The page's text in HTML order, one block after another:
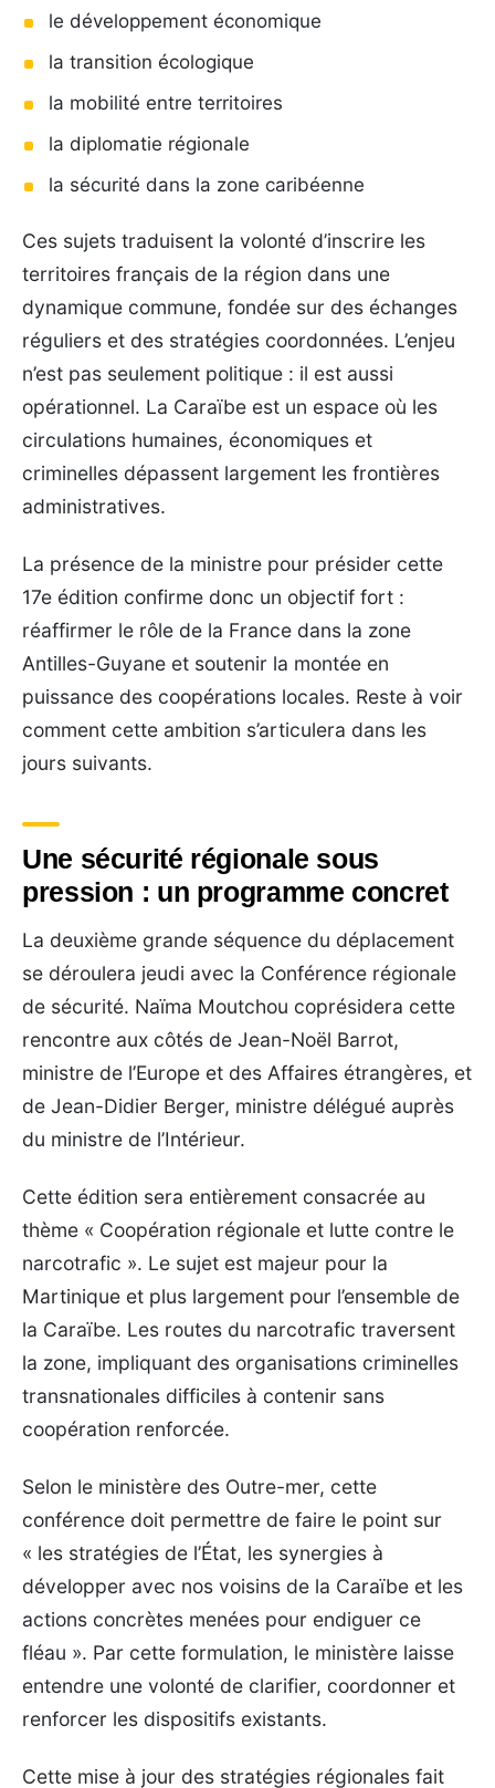
le développement économique
la transition écologique
la mobilité entre territoires
la diplomatie régionale
la sécurité dans la zone caribéenne
Ces sujets traduisent la volonté d’inscrire les
territoires français de la région dans une
dynamique commune, fondée sur des échanges
réguliers et des stratégies coordonnées. L’enjeu
n’est pas seulement politique : il est aussi
opérationnel. La Caraïbe est un espace où les
circulations humaines, économiques et
criminelles dépassent largement les frontières
administratives.
La présence de la ministre pour présider cette
17e édition confirme donc un objectif fort :
réaffirmer le rôle de la France dans la zone
Antilles-Guyane et soutenir la montée en
puissance des coopérations locales. Reste à voir
comment cette ambition s’articulera dans les
jours suivants.
Une sécurité régionale sous
pression : un programme concret
La deuxième grande séquence du déplacement
se déroulera jeudi avec la Conférence régionale
de sécurité. Naïma Moutchou coprésidera cette
rencontre aux côtés de Jean-Noël Barrot,
ministre de l’Europe et des Affaires étrangères, et
de Jean-Didier Berger, ministre délégué auprès
du ministre de l’Intérieur.
Cette édition sera entièrement consacrée au
thème « Coopération régionale et lutte contre le
narcotrafic ». Le sujet est majeur pour la
Martinique et plus largement pour l’ensemble de
la Caraïbe. Les routes du narcotrafic traversent
la zone, impliquant des organisations criminelles
transnationales difficiles à contenir sans
coopération renforcée.
Selon le ministère des Outre-mer, cette
conférence doit permettre de faire le point sur
« les stratégies de l’État, les synergies à
développer avec nos voisins de la Caraïbe et les
actions concrètes menées pour endiguer ce
fléau ». Par cette formulation, le ministère laisse
entendre une volonté de clarifier, coordonner et
renforcer les dispositifs existants.
Cette mise à jour des stratégies régionales fait